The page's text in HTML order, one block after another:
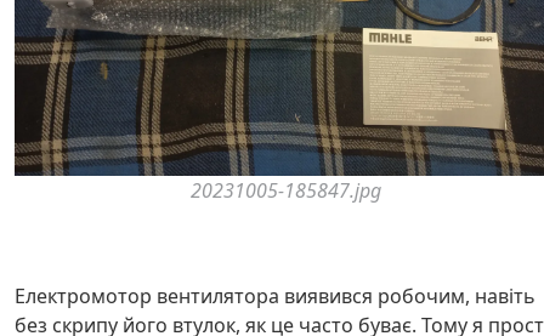
20231005-185847.jpg
Електромотор вентилятора виявився робочим, навіть
без скрипу його втулок, як це часто буває. Тому я